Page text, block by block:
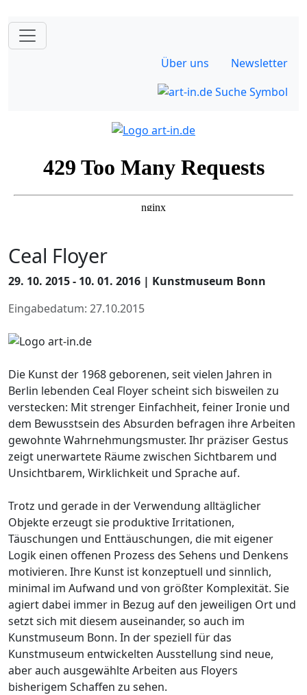
Über uns Newsletter
Ceal Floyer
29. 10. 2015 - 10. 01. 2016 | Kunstmuseum Bonn
Eingabedatum: 27.10.2015
Die Kunst der 1968 geborenen, seit vielen Jahren in
Berlin lebenden Ceal Floyer scheint sich bisweilen zu
verstecken: Mit strenger Einfachheit, feiner Ironie und
dem Bewusstsein des Absurden befragen ihre Arbeiten
gewohnte Wahrnehmungsmuster. Ihr präziser Gestus
zeigt unerwartete Räume zwischen Sichtbarem und
Unsichtbarem, Wirklichkeit und Sprache auf.
Trotz und gerade in der Verwendung alltäglicher
Objekte erzeugt sie produktive Irritationen,
Täuschungen und Enttäuschungen, die mit eigener
Logik einen offenen Prozess des Sehens und Denkens
motivieren. Ihre Kunst ist konzeptuell und sinnlich,
minimal im Aufwand und von größter Komplexität. Sie
agiert dabei immer in Bezug auf den jeweiligen Ort und
setzt sich mit diesem auseinander, so auch im
Kunstmuseum Bonn. In der speziell für das
Kunstmuseum entwickelten Ausstellung sind neue,
aber auch ausgewählte Arbeiten aus Floyers
bisherigem Schaffen zu sehen.